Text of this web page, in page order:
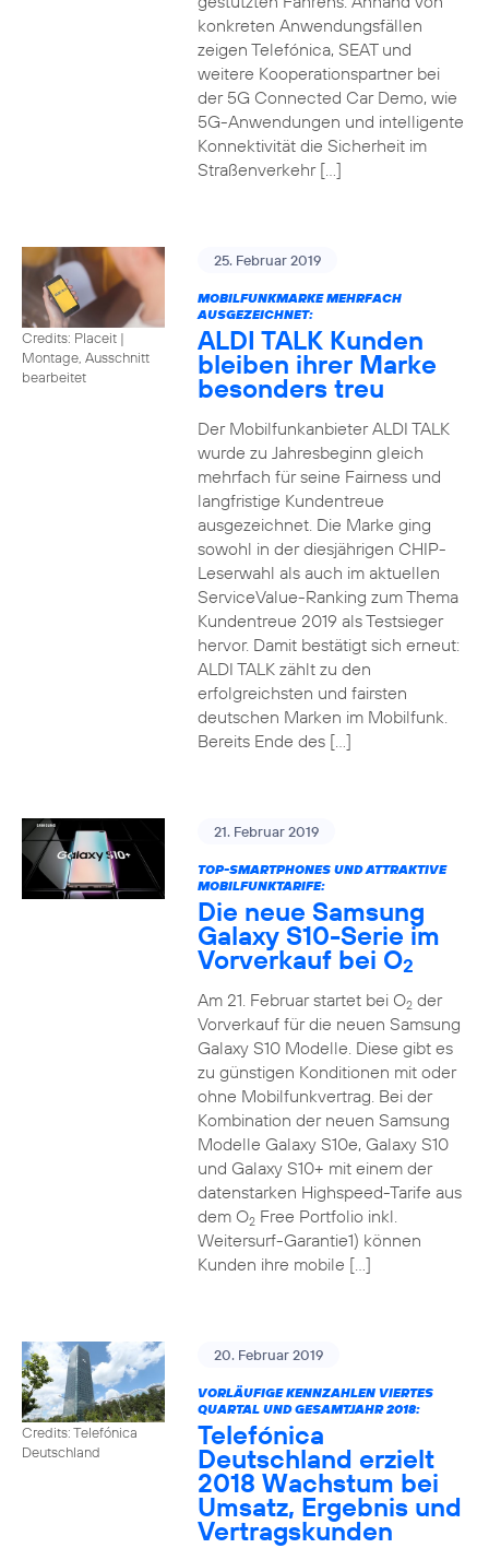
konkreten Anwendungsfällen
zeigen Telefónica, SEAT und
weitere Kooperationspartner bei
der 5G Connected Car Demo, wie
5G-Anwendungen und intelligente
Konnektivität die Sicherheit im
Straßenverkehr […]
Credits: Placeit |
Montage, Ausschnitt
bearbeitet
25. Februar 2019
MOBILFUNKMARKE MEHRFACH
AUSGEZEICHNET:
ALDI TALK Kunden
bleiben ihrer Marke
besonders treu
Der Mobilfunkanbieter ALDI TALK
wurde zu Jahresbeginn gleich
mehrfach für seine Fairness und
langfristige Kundentreue
ausgezeichnet. Die Marke ging
sowohl in der diesjährigen CHIP-
Leserwahl als auch im aktuellen
ServiceValue-Ranking zum Thema
Kundentreue 2019 als Testsieger
hervor. Damit bestätigt sich erneut:
ALDI TALK zählt zu den
erfolgreichsten und fairsten
deutschen Marken im Mobilfunk.
Bereits Ende des […]
21. Februar 2019
TOP-SMARTPHONES UND ATTRAKTIVE
MOBILFUNKTARIFE:
Die neue Samsung
Galaxy S10-Serie im
Vorverkauf bei O2
Am 21. Februar startet bei O2der
Vorverkauf für die neuen Samsung
Galaxy S10 Modelle. Diese gibt es
zu günstigen Konditionen mit oder
ohne Mobilfunkvertrag. Bei der
Kombination der neuen Samsung
Modelle Galaxy S10e, Galaxy S10
und Galaxy S10+ mit einem der
datenstarken Highspeed-Tarife aus
dem O2Free Portfolio inkl.
Weitersurf-Garantie1) können
Kunden ihre mobile […]
Credits: Telefónica
Deutschland
20. Februar 2019
VORLÄUFIGE KENNZAHLEN VIERTES
QUARTAL UND GESAMTJAHR 2018:
Telefónica
Deutschland erzielt
2018 Wachstum bei
Umsatz, Ergebnis und
Vertragskunden